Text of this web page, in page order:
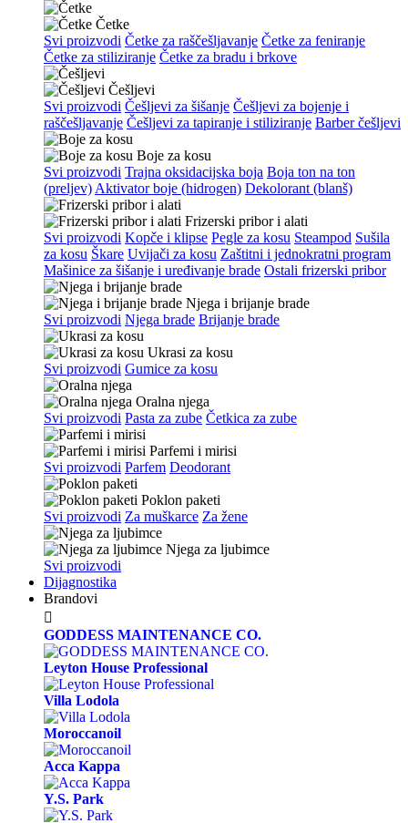
Četke
Svi proizvodi Četke za raščešljavanje Četke za feniranje
Četke za stiliziranje Četke za bradu i brkove
Češljevi
Svi proizvodi Češljevi za šišanje Češljevi za bojenje i
raščešljavanje Češljevi za tapiranje i stiliziranje Barber češljevi
Boje za kosu
Svi proizvodi Trajna oksidacijska boja Boja ton na ton
(preljev) Aktivator boje (hidrogen) Dekolorant (blanš)
Frizerski pribor i alati
Svi proizvodi Kopče i klipse Pegle za kosu Steampod Sušila
za kosu Škare Uvijači za kosu Zaštitni i jednokratni program
Mašinice za šišanje i uređivanje brade Ostali frizerski pribor
Njega i brijanje brade
Svi proizvodi Njega brade Brijanje brade
Ukrasi za kosu
Svi proizvodi Gumice za kosu
Oralna njega
Svi proizvodi Pasta za zube Četkica za zube
Parfemi i mirisi
Svi proizvodi Parfem Deodorant
Poklon paketi
Svi proizvodi Za muškarce Za žene
Njega za ljubimce
Svi proizvodi
Dijagnostika
Brandovi

GODDESS MAINTENANCE CO.
Leyton House Professional
Villa Lodola
Moroccanoil
Acca Kappa
Y.S. Park